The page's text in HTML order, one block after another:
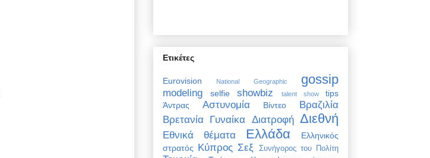
Ετικέτες
Eurovision National Geographic gossip
modeling selfie showbiz talent show
tips
Άντρας
Αστυνομία Βίντεο
Βραζιλία
Βρετανία Γυναίκα Διατροφή Διεθνή
Εθνικά θέματα Ελλάδα
Ελληνικός
στρατός Κύπρος Σεξ Συνήγορος του Πολίτη